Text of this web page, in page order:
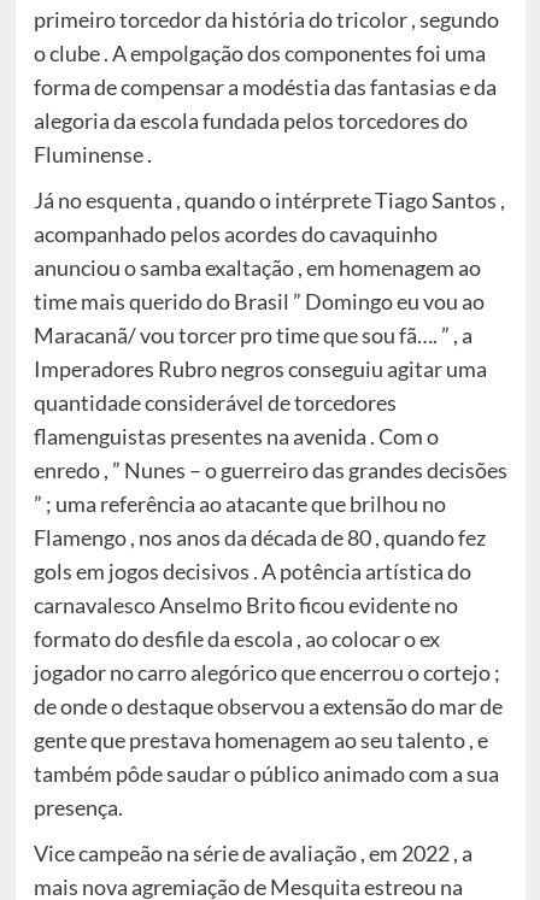
primeiro torcedor da história do tricolor , segundo
o clube . A empolgação dos componentes foi uma
forma de compensar a modéstia das fantasias e da
alegoria da escola fundada pelos torcedores do
Fluminense .
Já no esquenta , quando o intérprete Tiago Santos ,
acompanhado pelos acordes do cavaquinho
anunciou o samba exaltação , em homenagem ao
time mais querido do Brasil ” Domingo eu vou ao
Maracanã/ vou torcer pro time que sou fã…. ” , a
Imperadores Rubro negros conseguiu agitar uma
quantidade considerável de torcedores
flamenguistas presentes na avenida . Com o
enredo , ” Nunes – o guerreiro das grandes decisões
” ; uma referência ao atacante que brilhou no
Flamengo , nos anos da década de 80 , quando fez
gols em jogos decisivos . A potência artística do
carnavalesco Anselmo Brito ficou evidente no
formato do desfile da escola , ao colocar o ex
jogador no carro alegórico que encerrou o cortejo ;
de onde o destaque observou a extensão do mar de
gente que prestava homenagem ao seu talento , e
também pôde saudar o público animado com a sua
presença.
Vice campeão na série de avaliação , em 2022 , a
mais nova agremiação de Mesquita estreou na